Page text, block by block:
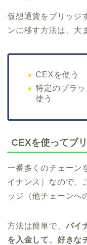
仮想通貨をブリッジ
ンに移す方法は、大
CEXを使う
特定のプラ
使う
CEXを使ってブ
一番多くのチェーン
イナンス）なので、
ッジ（他チェーンへ
方法は簡単で、 バイ
を入金して、好きな